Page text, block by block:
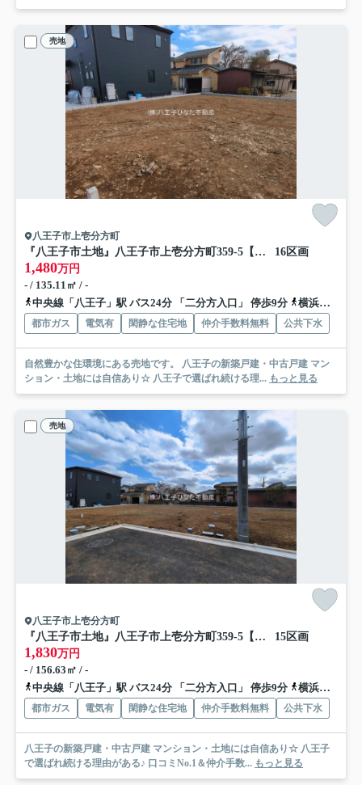
売地
八王子市上壱分方町
『八王子市土地』八王子市上壱分方町359-5【仲介手数料無料】 16区画
1,480万円
- / 135.11㎡ / -
中央線「八王子」駅 バス24分 「二分方入口」 停歩9分
横浜線「八王子」駅 バス24分 「二分方入口」 停歩9分
都市ガス 電気有 閑静な住宅地 仲介手数料無料 公共下水
自然豊かな住環境にある売地です。 八王子の新築戸建・中古戸建 マン
ション・土地には自信あり☆ 八王子で選ばれ続ける理... もっと見る
売地
八王子市上壱分方町
『八王子市土地』八王子市上壱分方町359-5【仲介手数料無料】 15区画
1,830万円
- / 156.63㎡ / -
中央線「八王子」駅 バス24分 「二分方入口」 停歩9分
横浜線「八王子」駅 バス24分 「二分方入口」 停歩9分
都市ガス 電気有 閑静な住宅地 仲介手数料無料 公共下水
八王子の新築戸建・中古戸建 マンション・土地には自信あり☆ 八王子
で選ばれ続ける理由がある♪ 口コミNo.1＆仲介手数... もっと見る